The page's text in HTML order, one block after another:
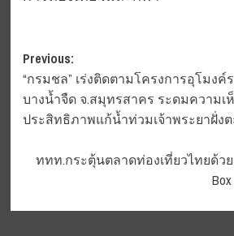
Post
navigation
Previous:
“กรมชล” เร่งติดตามโครงการอุโมงค์
บางน้ำจืด จ.สมุทรสาคร ระดมความเ
ประสิทธิภาพแก้น้ำท่วมเจ้าพระยาฝั่ง
ททท.กระตุ้นตลาดท่องเที่ยวไทยด้วย